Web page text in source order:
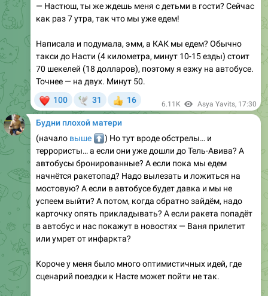
— Настюш, ты же ждешь меня с детьми в гости? Сейчас
как раз 7 утра, так что мы уже едем!
Написала и подумала, эмм, а КАК мы едем? Обычно
такси до Насти (4 километра, минут 10-15 езды) стоит
70 шекелей (18 долларов), поэтому я езжу на автобусе.
Точнее — на двух. Минут 50.
100 31
👍
16 6.11K Asya Yavits, 17:30
Будни плохой матери
(начало выше
⬆️) Но тут вроде обстрелы… и
террористы… а если они уже дошли до Тель-Авива? А
автобусы бронированные? А если пока мы едем
начнётся ракетопад? Надо вылезать и ложиться на
мостовую? А если в автобусе будет давка и мы не
успеем выйти? А потом, когда обратно зайдём, надо
карточку опять прикладывать? А если ракета попадёт
в автобус и нас покажут в новостях — Ваня прилетит
или умрет от инфаркта?
Короче у меня было много оптимистичных идей, где
сценарий поездки к Насте может пойти не так.